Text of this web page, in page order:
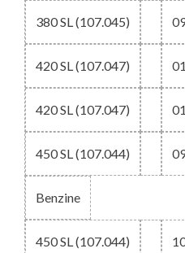
380 SL (107.045)
420 SL (107.047)
420 SL (107.047)
450 SL (107.044)
Benzine
450 SL (107.044)